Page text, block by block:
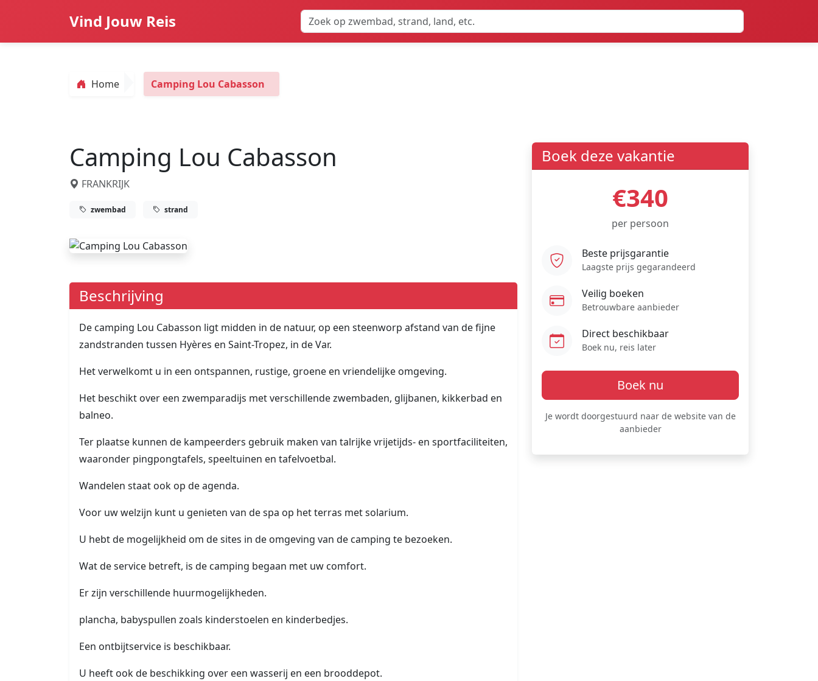
Vind Jouw Reis
Home Camping Lou Cabasson
Camping Lou Cabasson
FRANKRIJK
zwembad strand
Beschrijving
De camping Lou Cabasson ligt midden in de natuur, op een steenworp afstand van de fijne
zandstranden tussen Hyères en Saint-Tropez, in de Var.
Het verwelkomt u in een ontspannen, rustige, groene en vriendelijke omgeving.
Het beschikt over een zwemparadijs met verschillende zwembaden, glijbanen, kikkerbad en
balneo.
Ter plaatse kunnen de kampeerders gebruik maken van talrijke vrijetijds- en sportfaciliteiten,
waaronder pingpongtafels, speeltuinen en tafelvoetbal.
Wandelen staat ook op de agenda.
Voor uw welzijn kunt u genieten van de spa op het terras met solarium.
U hebt de mogelijkheid om de sites in de omgeving van de camping te bezoeken.
Wat de service betreft, is de camping begaan met uw comfort.
Er zijn verschillende huurmogelijkheden.
plancha, babyspullen zoals kinderstoelen en kinderbedjes.
Een ontbijtservice is beschikbaar.
U heeft ook de beschikking over een wasserij en een brooddepot.
Boek deze vakantie
€340
per persoon
Beste prijsgarantie
Laagste prijs gegarandeerd
Veilig boeken
Betrouwbare aanbieder
Direct beschikbaar
Boek nu, reis later
Boek nu
Je wordt doorgestuurd naar de website van de
aanbieder